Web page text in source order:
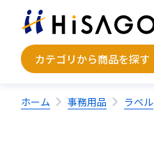
カテゴリから商品を探す
カテゴリから商品を探す
ホーム 事務用品 ラベル